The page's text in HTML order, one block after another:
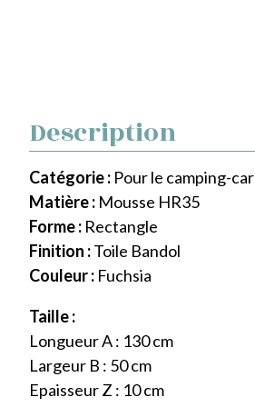
Description
Catégorie : Pour le camping-car
Matière : Mousse HR35
Forme : Rectangle
Finition :Toile Bandol
Couleur : Fuchsia
Taille :
Longueur A : 130 cm
Largeur B : 50 cm
Epaisseur Z : 10 cm